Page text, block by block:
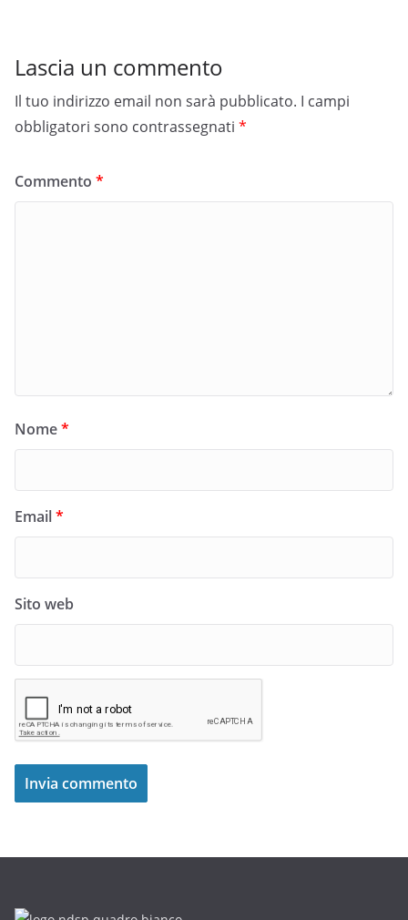
Lascia un commento
Il tuo indirizzo email non sarà pubblicato. I campi
obbligatori sono contrassegnati *
Commento *
Nome*
Email*
Sito web